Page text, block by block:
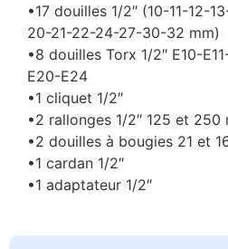
•17 douilles 1/2″ (10-11-12-
20-21-22-24-27-30-32 mm)
•8 douilles Torx 1/2″ E10-
E20-E24
•1 cliquet 1/2″
•2 rallonges 1/2″ 125 et 250
•2 douilles à bougies 21 et
•1 cardan 1/2″
•1 adaptateur 1/2″